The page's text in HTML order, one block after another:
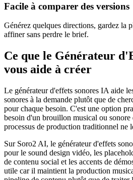
Facile à comparer des versions
Générez quelques directions, gardez la
affiner sans perdre le brief.
Ce que le Générateur
vous aide à créer
Le générateur d'effets sonores IA aide
sonores à la demande plutôt que de
pour chaque besoin. C'est une option
besoin d'un brouillon musical ou
processus de production traditionnel ne
Sur Soro2 AI, le générateur d'effets
pour le sound design vidéo, les
de contenu social et les accents de
utile car il maintient la production